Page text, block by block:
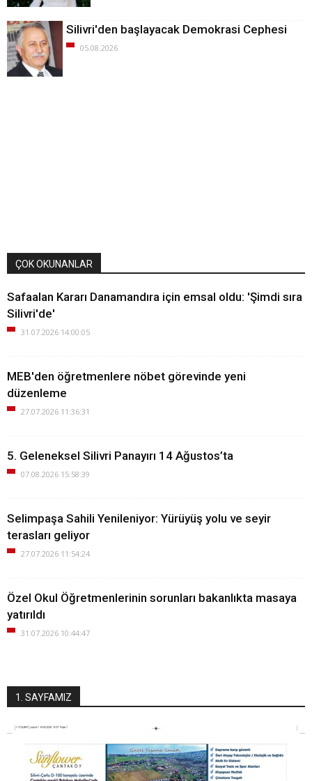
Silivri'den başlayacak Demokrasi Cephesi
05.08.2026
ÇOK OKUNANLAR
Safaalan Kararı Danamandıra için emsal oldu: 'Şimdi sıra
Silivri'de'
31.07.2026 14:00:05
MEB'den öğretmenlere nöbet görevinde yeni
düzenleme
27.07.2026 11:36:31
5. Geleneksel Silivri Panayırı 14 Ağustos’ta
07.08.2026 15:58:39
Selimpaşa Sahili Yenileniyor: Yürüyüş yolu ve seyir
terasları geliyor
27.07.2026 11:54:24
Özel Okul Öğretmenlerinin sorunları bakanlıkta masaya
yatırıldı
31.07.2026 10:44:47
1. SAYFAMIZ